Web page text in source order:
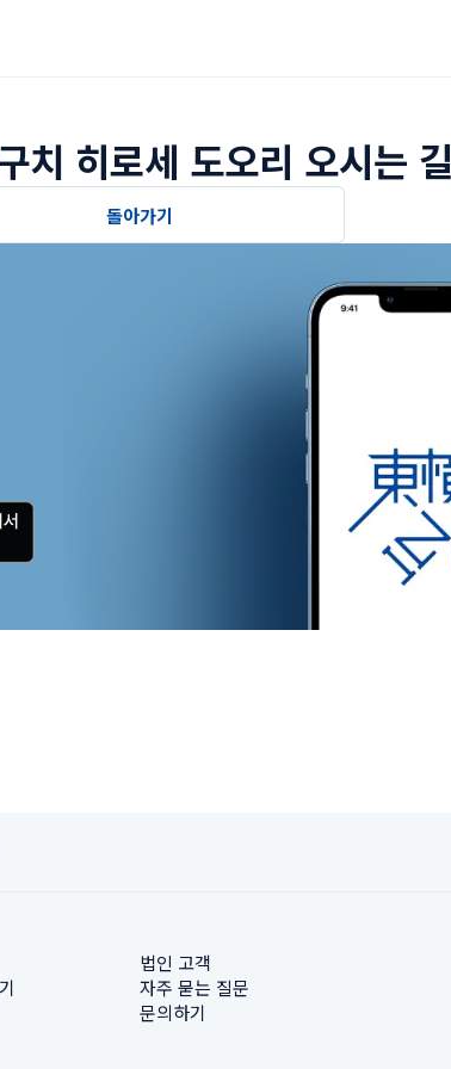
치 히로세 도오리 오시는 길
돌아가기
법인 고객
자주 묻는 질문
문의하기